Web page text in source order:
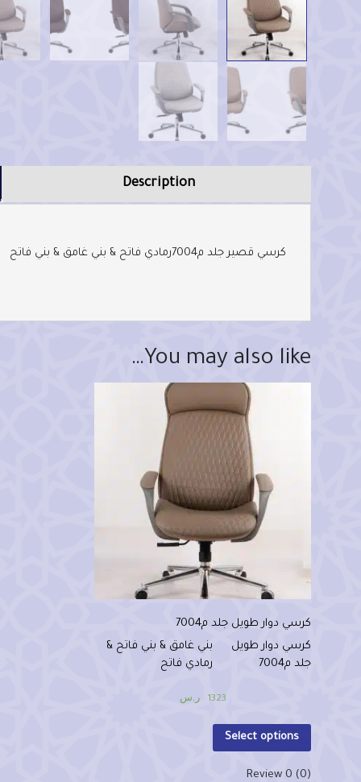
Description
كرسي قصير جلد م7004 رمادي فاتح & بني غامق & بني فاتح
You may also like…
كرسي دوار طويل جلد م7004
كرسي دوار طويل
جلد م7004
بني غامق & بني فاتح &
رمادي فاتح
1323 ر.س
Select options
(0) 0 Review